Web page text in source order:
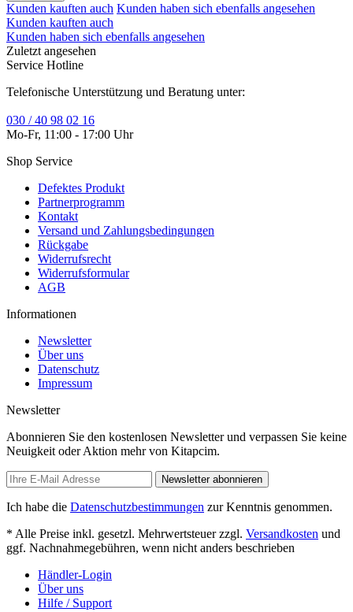
Kunden kauften auch Kunden haben sich ebenfalls angesehen
Kunden kauften auch
Kunden haben sich ebenfalls angesehen
Zuletzt angesehen
Service Hotline
Telefonische Unterstützung und Beratung unter:
030 / 40 98 02 16
Mo-Fr, 11:00 - 17:00 Uhr
Shop Service
Defektes Produkt
Partnerprogramm
Kontakt
Versand und Zahlungsbedingungen
Rückgabe
Widerrufsrecht
Widerrufsformular
AGB
Informationen
Newsletter
Über uns
Datenschutz
Impressum
Newsletter
Abonnieren Sie den kostenlosen Newsletter und verpassen Sie keine
Neuigkeit oder Aktion mehr von Kitapcim.
Newsletter abonnieren
Ich habe die Datenschutzbestimmungen zur Kenntnis genommen.
* Alle Preise inkl. gesetzl. Mehrwertsteuer zzgl. Versandkosten und
ggf. Nachnahmegebühren, wenn nicht anders beschrieben
Händler-Login
Über uns
Hilfe / Support